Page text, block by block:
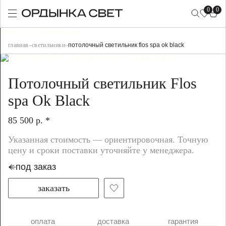
0 0
главная–светильники–потолочный светильник flos spa ok black
Потолочный светильник Flos
spa Ok Black
85 500 р. *
Указанная стоимость — ориентировочная. Точную
цену и сроки поставки уточняйте у менеджера.
под заказ
заказать
оплата доставка гарантия